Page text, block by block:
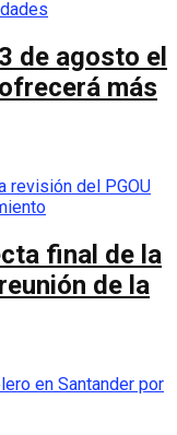
de agosto el
más
final de la
de la